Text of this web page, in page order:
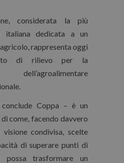
considerata la più
italiana dedicata a un
rappresenta oggi
di rilievo per la
dell’agroalimentare
Coppa – è un
come, facendo davvero
visione condivisa, scelte
di superare punti di
trasformare un